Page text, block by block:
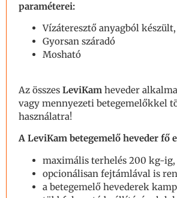
paraméterei:
Vízáteresztő anyagból készült,
Gyorsan száradó
Mosható
Az összes LeviKam heveder
vagy mennyezeti betegemelőkkel
használatra!
A LeviKam betegemelő heveder fő
maximális terhelés 200 kg-ig,
opcionálisan fejtámlával is
a betegemelő hevederek